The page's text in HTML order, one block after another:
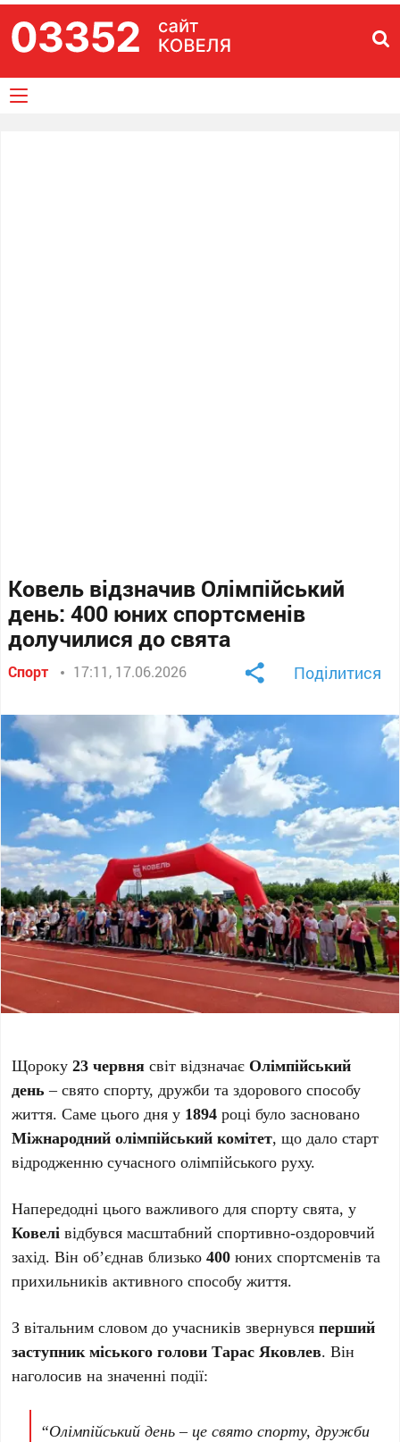
Ковель відзначив Олімпійський
день: 400 юних спортсменів
долучилися до свята
Спорт 17:11, 17.06.2026 Поділитися
Щороку23 червня світ відзначає Олімпійський
день – свято спорту, дружби та здорового способу
життя. Саме цього дня у 1894 році було засновано
Міжнародний олімпійський комітет, що дало старт
відродженню сучасного олімпійського руху.
Напередодні цього важливого для спорту свята, у
Ковелі відбувся масштабний спортивно-оздоровчий
захід. Він об’єднав близько400 юних спортсменів та
прихильників активного способу життя.
З вітальним словом до учасників звернувсяперший
заступник міського голови Тарас Яковлев. Він
наголосив на значенні події:
“Олімпійський день – це свято спорту, дружби